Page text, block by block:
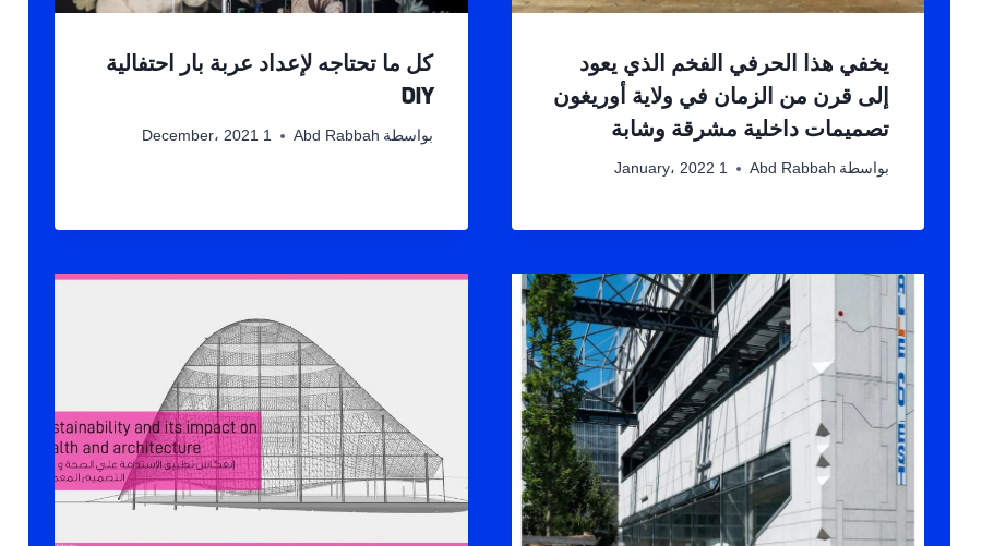
يخفي هذا الحرفي الفخم الذي يعود
إلى قرن من الزمان في ولاية أوريغون
تصميمات داخلية مشرقة وشابة
بواسطة Abd Rabbah 1 January، 2022
كل ما تحتاجه لإعداد عربة بار احتفالية
DIY
بواسطة Abd Rabbah 1 December، 2021